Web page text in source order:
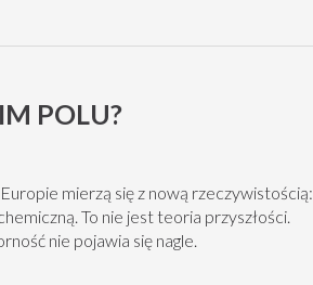
POLU?
mierzą się z nową rzeczywistością:
To nie jest teoria przyszłości.
nie pojawia się nagle.